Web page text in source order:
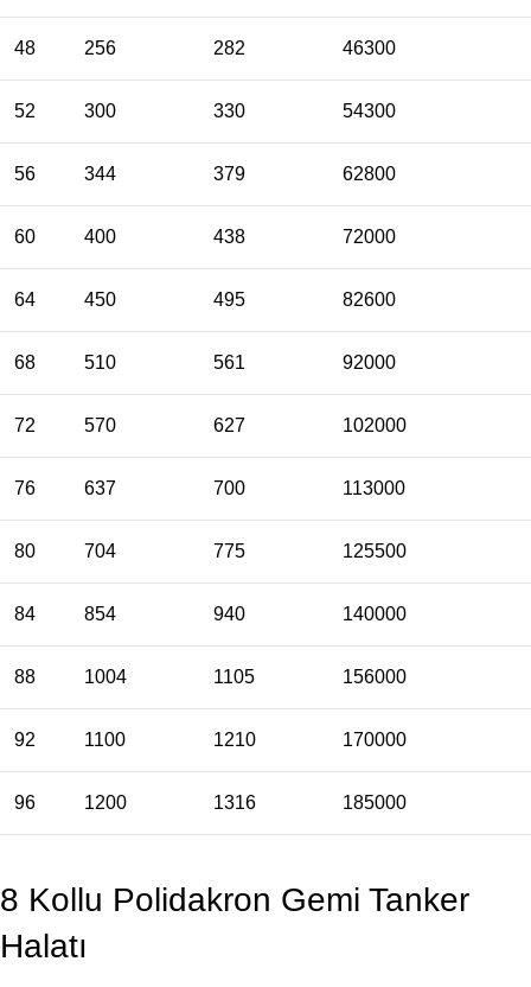
48 256 282 46300
52 300 330 54300
56 344 379 62800
60 400 438 72000
64 450 495 82600
68 510 561 92000
72 570 627 102000
76 637 700 113000
80 704 775 125500
84 854 940 140000
88 1004 1105 156000
92 1100 1210 170000
96 1200 1316 185000
8 Kollu Polidakron Gemi Tanker
Halatı